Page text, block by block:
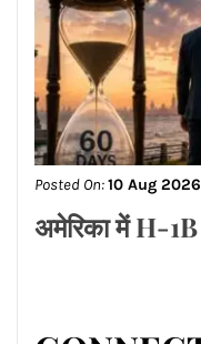
Posted On:10 Aug 2026
सावन के दूसरे
किसके रुके हुए
बढ़ेगा मेहनत का
ज्योतिष आचार्य